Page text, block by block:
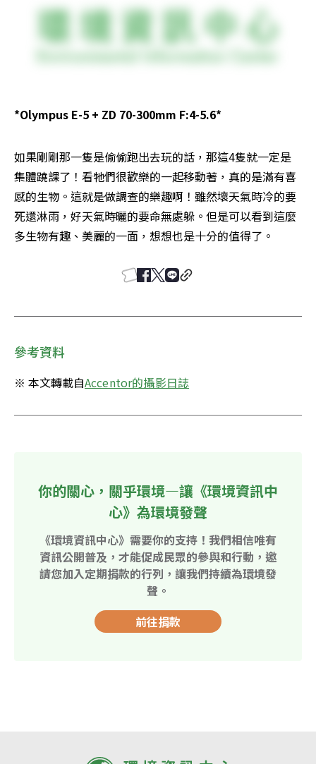
*Olympus E-5 + ZD 70-300mm F:4-5.6*
如果剛剛那一隻是偷偷跑出去玩的話，那這4隻就一定是
集體蹺課了！看牠們很歡樂的一起移動著，真的是滿有喜
感的生物。這就是做調查的樂趣啊！雖然壞天氣時冷的要
死還淋雨，好天氣時曬的要命無處躲。但是可以看到這麼
多生物有趣、美麗的一面，想想也是十分的值得了。
參考資料
※ 本文轉載自Accentor的攝影日誌
你的關心，關乎環境—讓《環境資訊中
心》為環境發聲
《環境資訊中心》需要你的支持！我們相信唯有
資訊公開普及，才能促成民眾的參與和行動，邀
請您加入定期捐款的行列，讓我們持續為環境發
聲。
前往捐款